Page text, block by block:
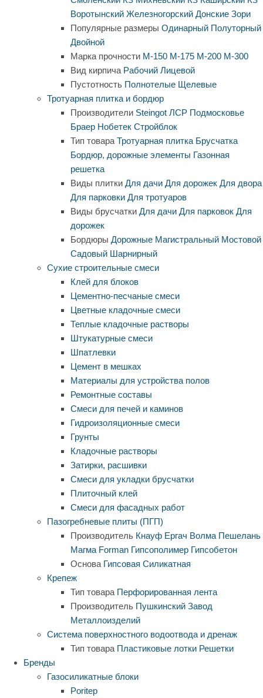
Воротынский Железногорский Донские Зори
Популярные размеры Одинарный Полуторный
Двойной
Марка прочности М-150 М-175 М-200 М-300
Вид кирпича Рабочий Лицевой
Пустотность Полнотелые Щелевые
Тротуарная плитка и бордюр
Производители Steingot ЛСР Подмосковье
Браер Нобетек Стройблок
Тип товара Тротуарная плитка Брусчатка
Бордюр, дорожные элементы Газонная
решетка
Виды плитки Для дачи Для дорожек Для двора
Для парковки Для тротуаров
Виды брусчатки Для дачи Для парковок Для
дорожек
Бордюры Дорожные Магистральный Мостовой
Садовый Шарнирный
Сухие строительные смеси
Клей для блоков
Цементно-песчаные смеси
Цветные кладочные смеси
Теплые кладочные растворы
Штукатурные смеси
Шпатлевки
Цемент в мешках
Материалы для устройства полов
Ремонтные составы
Смеси для печей и каминов
Гидроизоляционные смеси
Грунты
Кладочные растворы
Затирки, расшивки
Смеси для укладки брусчатки
Плиточный клей
Смеси для фасадных работ
Пазогребневые плиты (ПГП)
Производитель Кнауф Ергач Волма Пешелань
Магма Forman Гипсополимер Гипсобетон
Основа Гипсовая Силикатная
Крепеж
Тип товара Перфорированная лента
Производитель Пушкинский Завод
Металлоизделий
Система поверхностного водоотвода и дренаж
Тип товара Пластиковые лотки Решетки
Бренды
Газосиликатные блоки
Poritep